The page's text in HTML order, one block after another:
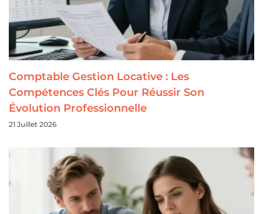
Comptable Gestion Locative : Les
Compétences Clés Pour Réussir Son
Évolution Professionnelle
21 Juillet 2026